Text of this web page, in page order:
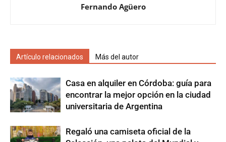
Fernando Agüero
Artículo relacionados Más del autor
Casa en alquiler en Córdoba: guía para
encontrar la mejor opción en la ciudad
universitaria de Argentina
Regaló una camiseta oficial de la